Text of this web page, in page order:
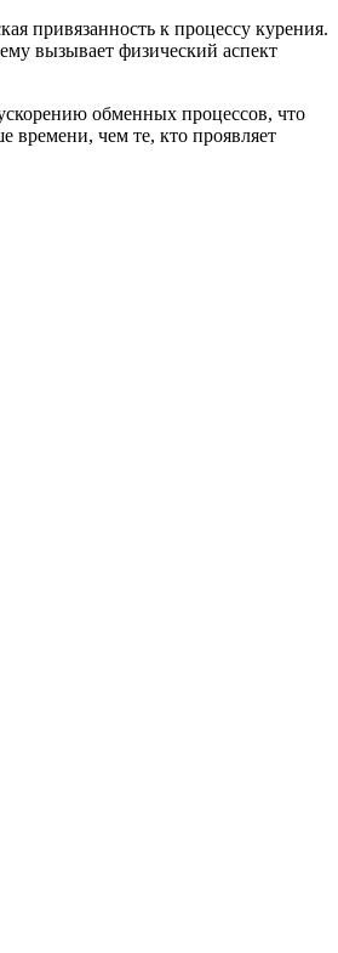
привязанность к процессу курения.
вызывает физический аспект
обменных процессов, что
времени, чем те, кто проявляет